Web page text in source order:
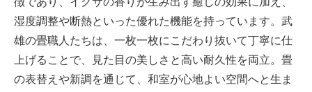
湿度調整や断熱といった優れた機能を持っています。武
雄の畳職人たちは、一枚一枚にこだわり抜いて丁寧に仕
上げることで、見た目の美しさと高い耐久性を両立。畳
の表替えや新調を通じて、和室が心地よい空間へと生ま